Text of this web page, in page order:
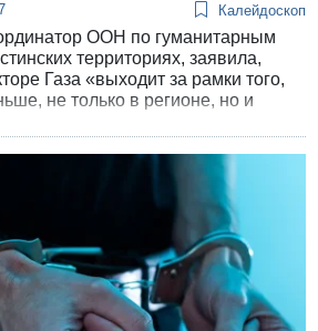
Калейдоскоп
ООН по гуманитарным
территориях, заявила,
Газа «выходит за рамки того,
не только в регионе, но и
в Украине и Судане.